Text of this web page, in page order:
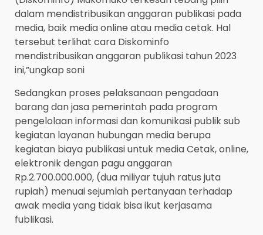
dalam mendistribusikan anggaran publikasi pada
media, baik media online atau media cetak. Hal
tersebut terlihat cara Diskominfo
mendistribusikan anggaran publikasi tahun 2023
ini,”ungkap soni
Sedangkan proses pelaksanaan pengadaan
barang dan jasa pemerintah pada program
pengelolaan informasi dan komunikasi publik sub
kegiatan layanan hubungan media berupa
kegiatan biaya publikasi untuk media Cetak, online,
elektronik dengan pagu anggaran
Rp.2.700.000.000, (dua miliyar tujuh ratus juta
rupiah) menuai sejumlah pertanyaan terhadap
awak media yang tidak bisa ikut kerjasama
fublikasi.